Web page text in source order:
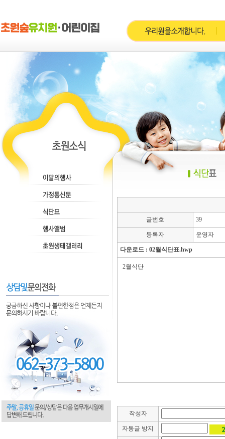
글번호 39
등록자 운영자
다운로드 : 02월식단표.hwp
2월식단
작성자
자동글 방지